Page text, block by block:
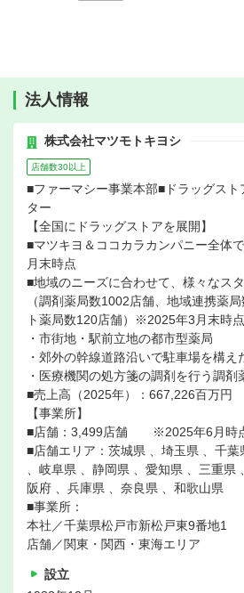
法人情報
株式会社マツモトキヨシ
店舗数30以上
■ファーマシー事業本部■ドラッグス
ター
【全国にドラッグストアを展開】
■マツキヨ＆ココカラカンパニー全体
月末時点
■地域のニーズに合わせて、様々なス
（調剤薬局数1002店舗、地域連携薬
ト薬局数120店舗）※2025年3月末時点
・市街地・駅前立地の都市型薬局
・郊外の幹線道路沿いで駐車場を構
・医療機関の処方箋の調剤を行う調剤
■売上高（2025年）：667,226百万円
【事業所】
■店舗：3,499店舗 ※2025年6月時
■店舗エリア：茨城県 、埼玉県 、千
、岐阜県 、静岡県 、愛知県 、三重県
阪府 、兵庫県 、奈良県 、和歌山県
■事業所：
本社／千葉県松戸市新松戸東9番地1
店舗／関東・関西・東海エリア
設立